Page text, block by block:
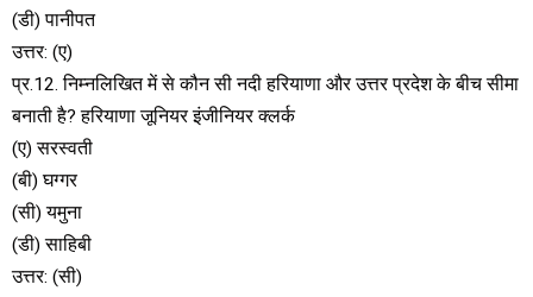
(डी) पानीपत
उत्तर: (ए)
प्र.12. निम्नलिखित में से कौन सी नदी हरियाणा और उत्तर प्रदेश के बीच सीमा
बनाती है? हरियाणा जूनियर इंजीनियर क्लर्क
(ए) सरस्वती
(बी) घग्गर
(सी) यमुना
(डी) साहिबी
उत्तर: (सी)